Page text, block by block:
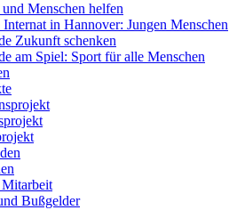
Menschen helfen
Internat in Hannover: Jungen Menschen
Zukunft schenken
am Spiel: Sport für alle Menschen
Bußgelder